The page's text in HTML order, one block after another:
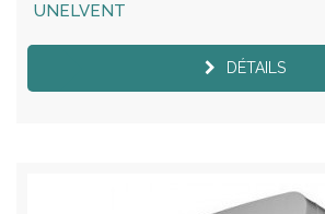
UNELVENT
DÉTAILS